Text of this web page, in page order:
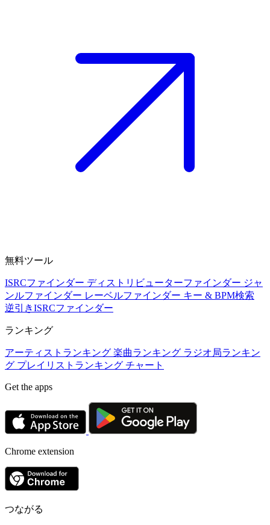
無料ツール
ISRCファインダー ディストリビューターファインダー ジャ
ンルファインダー レーベルファインダー キー & BPM検索
逆引きISRCファインダー
ランキング
アーティストランキング 楽曲ランキング ラジオ局ランキン
グ プレイリストランキング チャート
Get the apps
Chrome extension
つながる